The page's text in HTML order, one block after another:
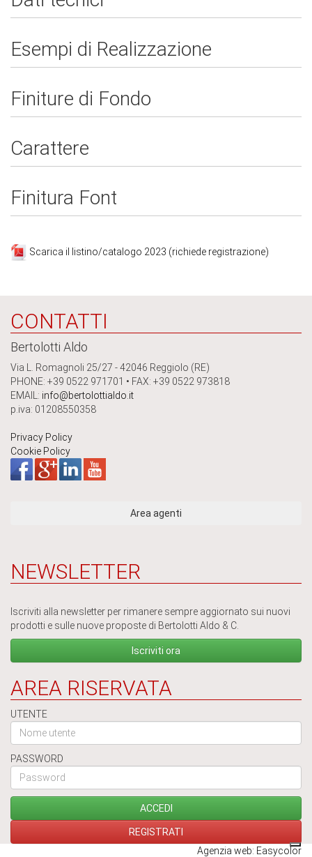
Esempi di Realizzazione
Finiture di Fondo
Carattere
Finitura Font
Scarica il listino/catalogo 2023 (richiede registrazione)
CONTATTI
Bertolotti Aldo
Via L. Romagnoli 25/27 - 42046 Reggiolo (RE)
PHONE: +39 0522 971701 • FAX: +39 0522 973818
EMAIL: info@bertolottialdo.it
p.iva: 01208550358
Privacy Policy
Cookie Policy
NEWSLETTER
Iscriviti alla newsletter per rimanere sempre aggiornato sui nuovi
prodotti e sulle nuove proposte di Bertolotti Aldo & C.
Iscriviti ora
AREA RISERVATA
UTENTE
PASSWORD
Agenzia web: Easycolor